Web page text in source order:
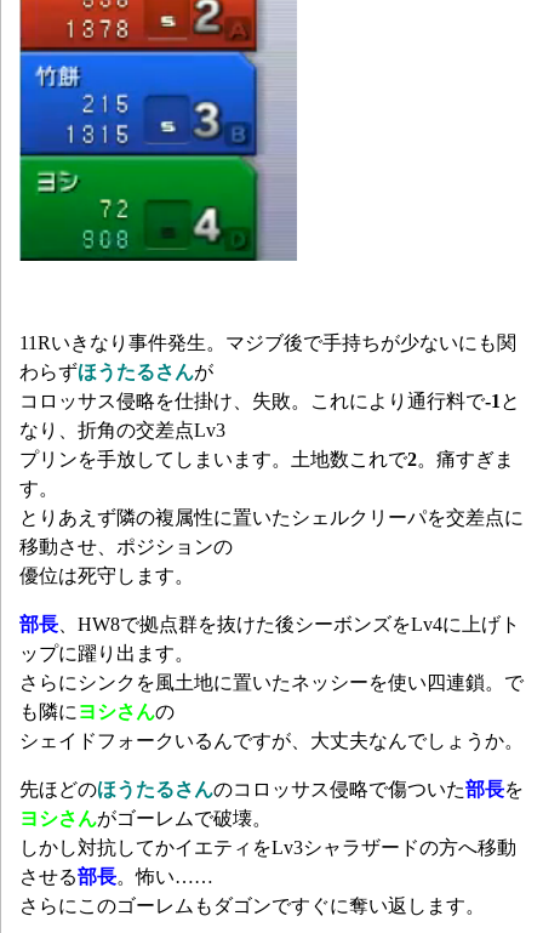
11Rいきなり事件発生。マジブ後で手持ちが少ないにも関
わらずほうたるさんが
コロッサス侵略を仕掛け、失敗。これにより通行料で-1 と
なり、折角の交差点Lv3
プリンを手放してしまいます。土地数これで2。痛すぎま
す。
とりあえず隣の複属性に置いたシェルクリーパを交差点に
移動させ、ポジションの
優位は死守します。
部長 、HW8で拠点群を抜けた後シーボンズをLv4に上げト
ップに躍り出ます。
さらにシンクを風土地に置いたネッシーを使い四連鎖。で
も隣に ヨシさんの
シェイドフォークいるんですが、大丈夫なんでしょうか。
先ほどのほうたるさんのコロッサス侵略で傷ついた部長を
ヨシさんがゴーレムで破壊。
しかし対抗してかイエティをLv3シャラザードの方へ移動
させる部長。怖い……
さらにこのゴーレムもダゴンですぐに奪い返します。